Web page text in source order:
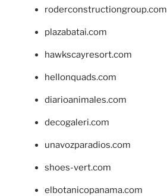
roderconstructiongroup.com
plazabatai.com
hawkscayresort.com
hellonquads.com
diarioanimales.com
decogaleri.com
unavozparadios.com
shoes-vert.com
elbotanicopanama.com